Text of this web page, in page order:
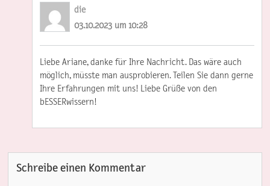
die
03.10.2023 um 10:28
Liebe Ariane, danke für Ihre Nachricht. Das wäre auch
möglich, müsste man ausprobieren. Teilen Sie dann gerne
Ihre Erfahrungen mit uns! Liebe Grüße von den
bESSERwissern!
Schreibe einen Kommentar